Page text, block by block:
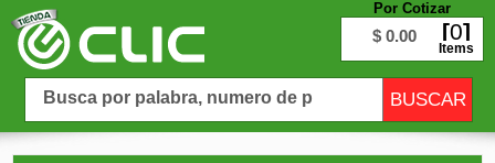
Por Cotizar
$ 0.00 0
Items